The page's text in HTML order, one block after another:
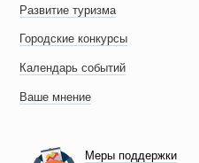
Развитие туризма
Городские конкурсы
Календарь событий
Ваше мнение
Меры поддержки